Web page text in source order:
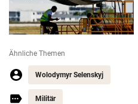
Ähnliche Themen
Wolodymyr Selenskyj
Militär